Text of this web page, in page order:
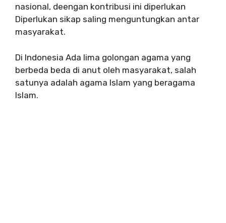
nasional, deengan kontribusi ini diperlukan
Diperlukan sikap saling menguntungkan antar
masyarakat.
Di Indonesia Ada lima golongan agama yang
berbeda beda di anut oleh masyarakat, salah
satunya adalah agama Islam yang beragama
Islam.